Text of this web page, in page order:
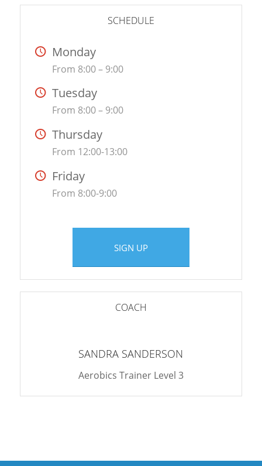
SCHEDULE
Monday
From 8:00 – 9:00
Tuesday
From 8:00 – 9:00
Thursday
From 12:00-13:00
Friday
From 8:00-9:00
SIGN UP
COACH
SANDRA SANDERSON
Aerobics Trainer Level 3